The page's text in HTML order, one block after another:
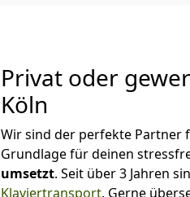
Privat oder
Köln
Wir sind der perfekte Partner
Grundlage für deinen
umsetzt. Seit über 3 Jahren
Klaviertransport. Gerne